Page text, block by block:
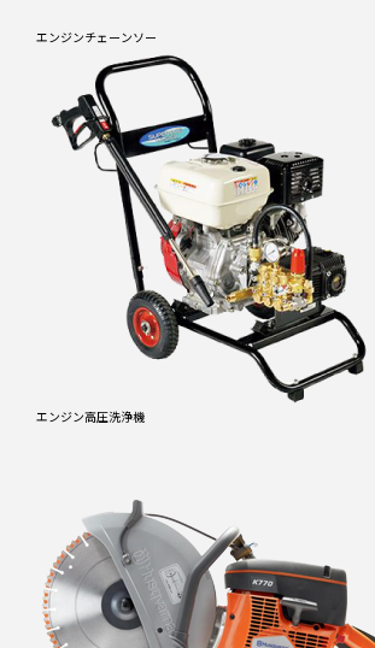
エンジンチェーンソー
エンジン高圧洗浄機